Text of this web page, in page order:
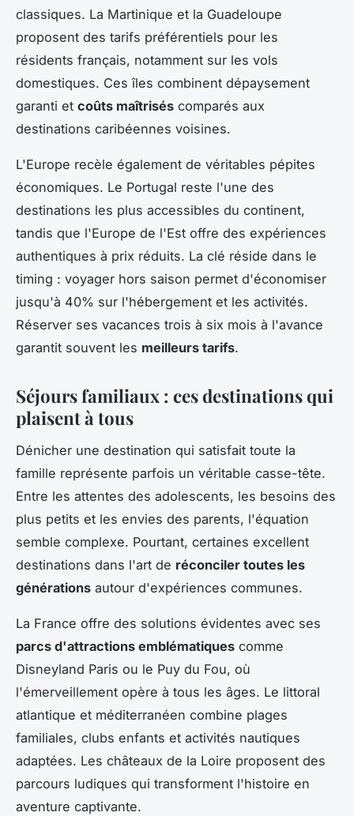
classiques. La Martinique et la Guadeloupe
proposent des tarifs préférentiels pour les
résidents français, notamment sur les vols
domestiques. Ces îles combinent dépaysement
garanti et coûts maîtrisés comparés aux
destinations caribéennes voisines.
L'Europe recèle également de véritables pépites
économiques. Le Portugal reste l'une des
destinations les plus accessibles du continent,
tandis que l'Europe de l'Est offre des expériences
authentiques à prix réduits. La clé réside dans le
timing : voyager hors saison permet d'économiser
jusqu'à 40% sur l'hébergement et les activités.
Réserver ses vacances trois à six mois à l'avance
garantit souvent les meilleurs tarifs.
Séjours familiaux : ces destinations qui
plaisent à tous
Dénicher une destination qui satisfait toute la
famille représente parfois un véritable casse-tête.
Entre les attentes des adolescents, les besoins des
plus petits et les envies des parents, l'équation
semble complexe. Pourtant, certaines excellent
destinations dans l'art de réconciler toutes les
générations autour d'expériences communes.
La France offre des solutions évidentes avec ses
parcs d'attractions emblématiques comme
Disneyland Paris ou le Puy du Fou, où
l'émerveillement opère à tous les âges. Le littoral
atlantique et méditerranéen combine plages
familiales, clubs enfants et activités nautiques
adaptées. Les châteaux de la Loire proposent des
parcours ludiques qui transforment l'histoire en
aventure captivante.